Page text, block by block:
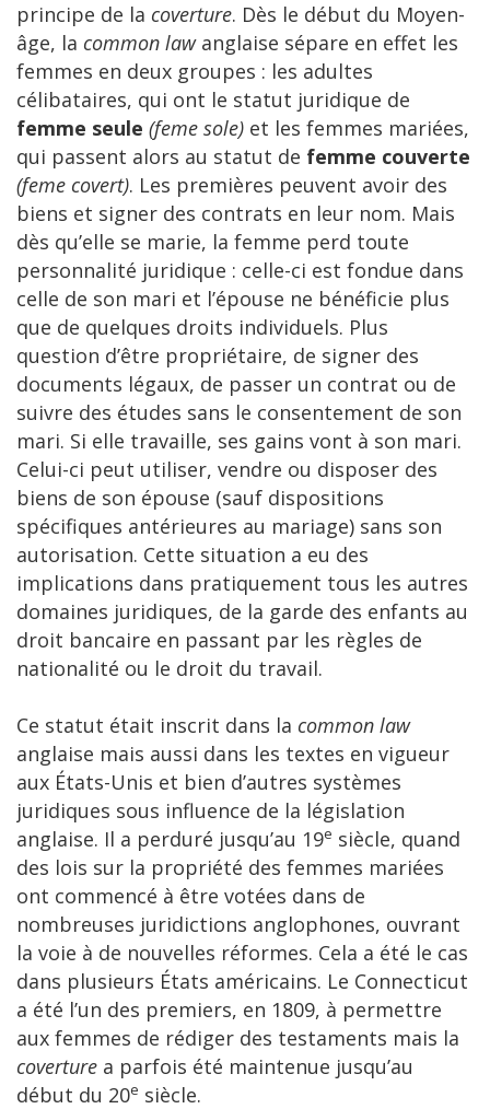
principe de la coverture. Dès le début du Moyen-
âge, la common law anglaise sépare en effet les
femmes en deux groupes : les adultes
célibataires, qui ont le statut juridique de
femme seule (feme sole) et les femmes mariées,
qui passent alors au statut de femme couverte
(feme covert). Les premières peuvent avoir des
biens et signer des contrats en leur nom. Mais
dès qu’elle se marie, la femme perd toute
personnalité juridique : celle-ci est fondue dans
celle de son mari et l’épouse ne bénéficie plus
que de quelques droits individuels. Plus
question d’être propriétaire, de signer des
documents légaux, de passer un contrat ou de
suivre des études sans le consentement de son
mari. Si elle travaille, ses gains vont à son mari.
Celui-ci peut utiliser, vendre ou disposer des
biens de son épouse (sauf dispositions
spécifiques antérieures au mariage) sans son
autorisation. Cette situation a eu des
implications dans pratiquement tous les autres
domaines juridiques, de la garde des enfants au
droit bancaire en passant par les règles de
nationalité ou le droit du travail.
Ce statut était inscrit dans la common law
anglaise mais aussi dans les textes en vigueur
aux États-Unis et bien d’autres systèmes
juridiques sous influence de la législation
anglaise. Il a perduré jusqu’au 19e siècle, quand
des lois sur la propriété des femmes mariées
ont commencé à être votées dans de
nombreuses juridictions anglophones, ouvrant
la voie à de nouvelles réformes. Cela a été le cas
dans plusieurs États américains. Le Connecticut
a été l’un des premiers, en 1809, à permettre
aux femmes de rédiger des testaments mais la
coverture a parfois été maintenue jusqu’au
début du 20e siècle.